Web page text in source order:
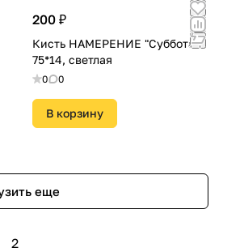
200 ₽
Кисть НАМЕРЕНИЕ "Суббота"
75*14, светлая
0 0
В корзину
еще
2